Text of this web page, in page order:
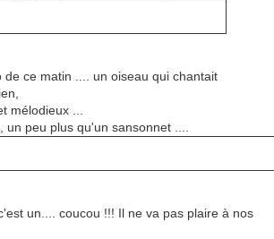
de ce matin .... un oiseau qui chantait
mélodieux ...
peu plus qu'un sansonnet ....
un.... coucou !!! Il ne va pas plaire à nos